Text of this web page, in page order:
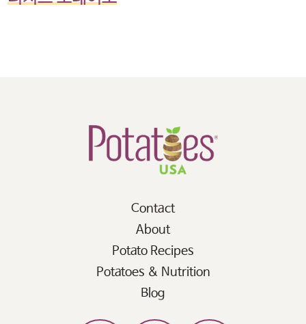
Contact
About
Potato Recipes
Potatoes & Nutrition
Blog